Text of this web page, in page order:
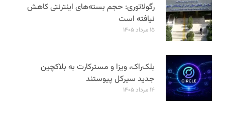
رگولاتوری: حجم بسته‌های اینترنتی کاهش
نیافته است
۱۵ مرداد ۱۴۰۵
بلک‌راک، ویزا و مسترکارت به بلاکچین
جدید سیرکل پیوستند
۱۴ مرداد ۱۴۰۵